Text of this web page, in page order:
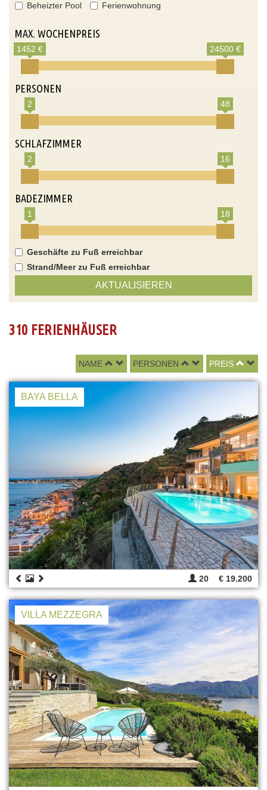
Beheizter Pool
Ferienwohnung
MAX. WOCHENPREIS
1452 € 24500 €
PERSONEN
2 48
SCHLAFZIMMER
2 16
BADEZIMMER
1 18
Geschäfte zu Fuß erreichbar
Strand/Meer zu Fuß erreichbar
AKTUALISIEREN
310 FERIENHÄUSER
NAME PERSONEN PREIS
BAYA BELLA
20 € 19.200
VILLA MEZZEGRA